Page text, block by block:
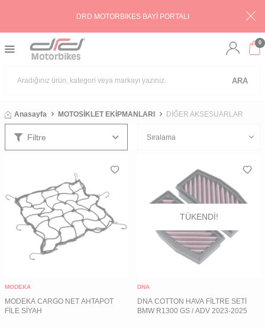
DRD MOTORBIKES BAYİ PORTALI
ARA
0
Anasayfa MOTOSİKLET EKİPMANLARI DİĞER AKSESUARLAR
Filtre
MODEKA
MODEKA CARGO NET AHTAPOT
FİLE SİYAH
TÜKENDI!
DNA
DNA COTTON HAVA FİLTRE SETİ
BMW R1300 GS / ADV 2023-2025